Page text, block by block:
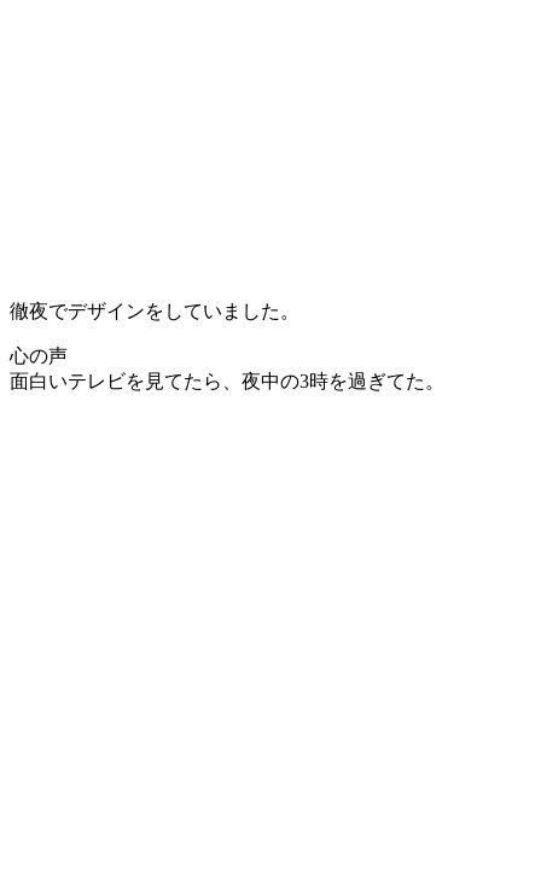
徹夜でデザインをしていました。
心の声
面白いテレビを見てたら、夜中の3時を過ぎてた。